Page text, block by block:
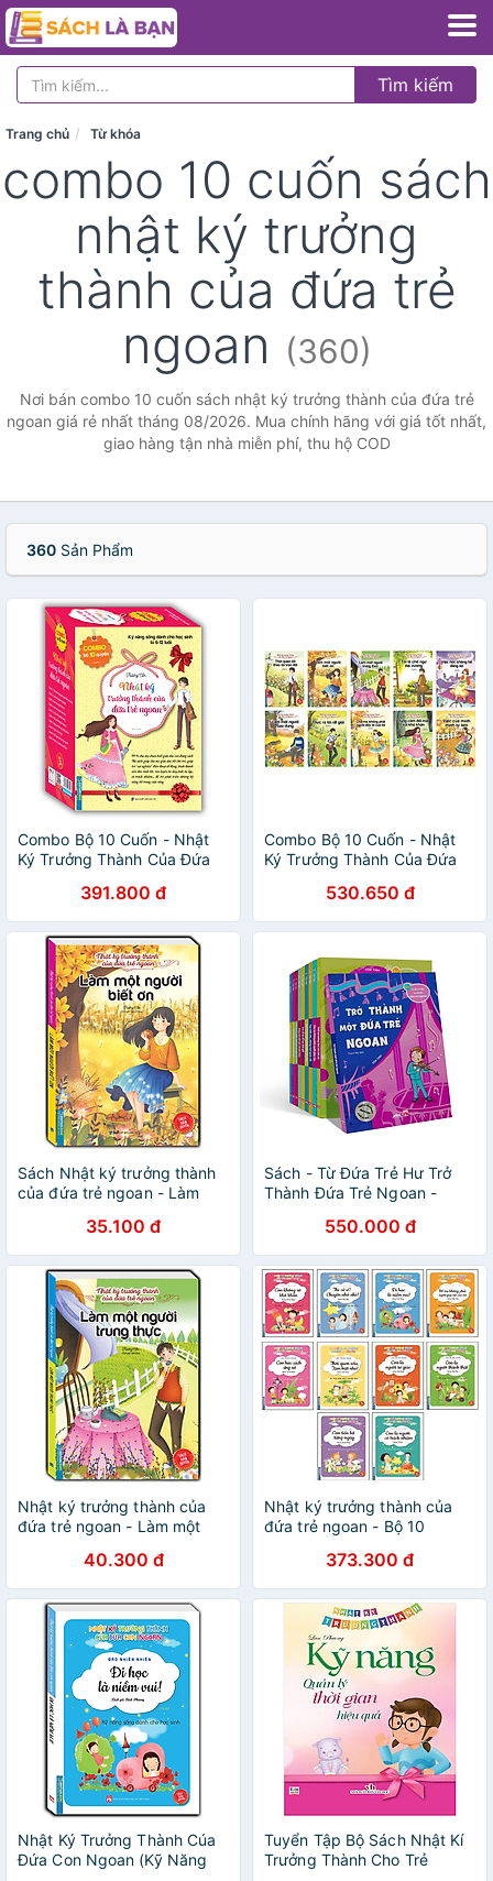
Tìm kiếm
Trang chủ Từ khóa
combo 10 cuốn sách
nhật ký trưởng
thành của đứa trẻ
ngoan (360)
Nơi bán combo 10 cuốn sách nhật ký trưởng thành của đứa trẻ
ngoan giá rẻ nhất tháng 08/2026. Mua chính hãng với giá tốt nhất,
giao hàng tận nhà miễn phí, thu hộ COD
360 Sản Phẩm
Combo Bộ 10 Cuốn - Nhật
Ký Trưởng Thành Của Đứa
391.800 đ
Combo Bộ 10 Cuốn - Nhật
Ký Trưởng Thành Của Đứa
530.650 đ
Sách Nhật ký trưởng thành
của đứa trẻ ngoan - Làm
35.100 đ
Sách - Từ Đứa Trẻ Hư Trở
Thành Đứa Trẻ Ngoan -
550.000 đ
Nhật ký trưởng thành của
đứa trẻ ngoan - Làm một
Sách bản quyền
40.300 đ
Nhật ký trưởng thành của
đứa trẻ ngoan - Bộ 10
đố luyện trí thông minh
373.300 đ
Nhật Ký Trưởng Thành Cúa
Đứa Con Ngoan (Kỹ Năng
Tuyển Tập Bộ Sách Nhật Kí
Trưởng Thành Cho Trẻ